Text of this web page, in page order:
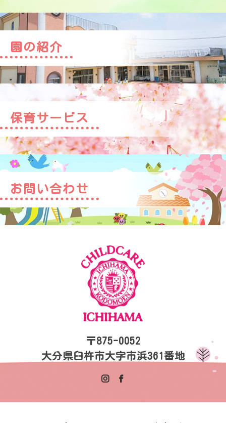
園の紹介
保育サービス
お問い合わせ
〒875-0052
大分県臼杵市大字市浜361番地